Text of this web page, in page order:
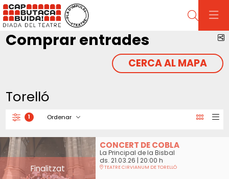
Cerca
Comprar entrades
CERCA AL MAPA
Torelló
Filtrar
1 Ordenar
Finalitzat
CONCERT DE COBLA
La Principal de la Bisbal
ds. 21.03.26 | 20:00 h
TEATRE CIRVIANUM DE TORELLÓ